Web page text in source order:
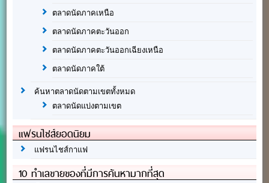
ตลาดนัดภาคเหนือ
ตลาดนัดภาคตะวันออก
ตลาดนัดภาคตะวันออกเฉียงเหนือ
ตลาดนัดภาคใต้
ค้นหาตลาดนัดตามเขตทั้งหมด
ตลาดนัดแบ่งตามเขต
แฟรนไชส์ยอดนิยม
แฟรนไชส์กาแฟ
10 ทำเลขายของที่มีการค้นหามากที่สุด